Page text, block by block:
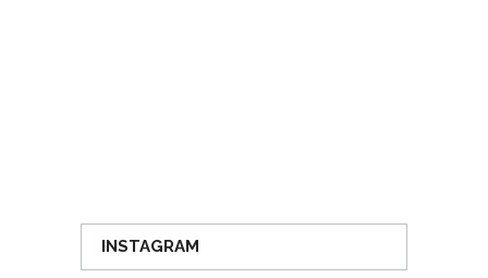
INSTAGRAM